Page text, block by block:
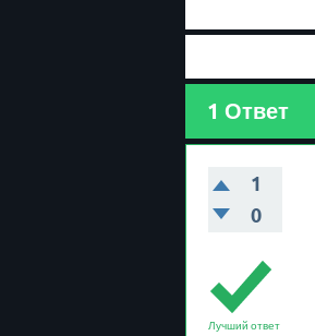
1 Ответ
1
0
Лучший ответ